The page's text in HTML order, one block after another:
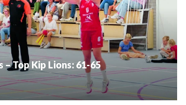
– Top Kip Lions: 61-65